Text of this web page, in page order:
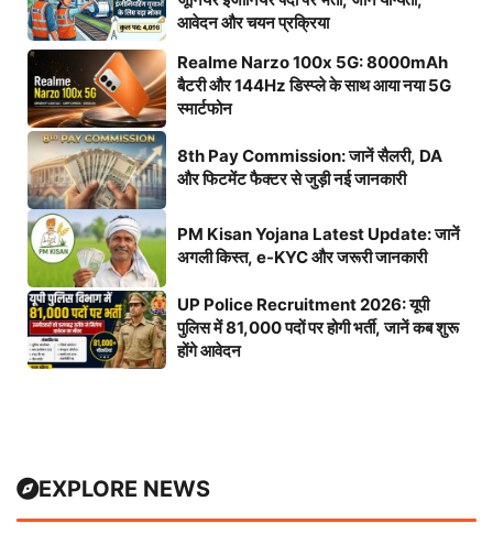
आवेदन और चयन प्रक्रिया
Realme Narzo 100x 5G: 8000mAh
बैटरी और 144Hz डिस्प्ले के साथ आया नया 5G
स्मार्टफोन
8th Pay Commission: जानें सैलरी, DA
और फिटमेंट फैक्टर से जुड़ी नई जानकारी
PM Kisan Yojana Latest Update: जानें
अगली किस्त, e-KYC और जरूरी जानकारी
UP Police Recruitment 2026: यूपी
पुलिस में 81,000 पदों पर होगी भर्ती, जानें कब शुरू
होंगे आवेदन
EXPLORE NEWS